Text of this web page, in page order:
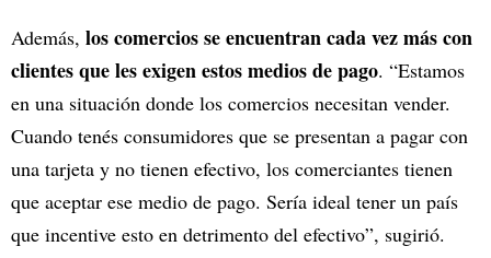
Además, los comercios se encuentran cada vez más con
clientes que les exigen estos medios de pago. “Estamos
en una situación donde los comercios necesitan vender.
Cuando tenés consumidores que se presentan a pagar con
una tarjeta y no tienen efectivo, los comerciantes tienen
que aceptar ese medio de pago. Sería ideal tener un país
que incentive esto en detrimento del efectivo”, sugirió.